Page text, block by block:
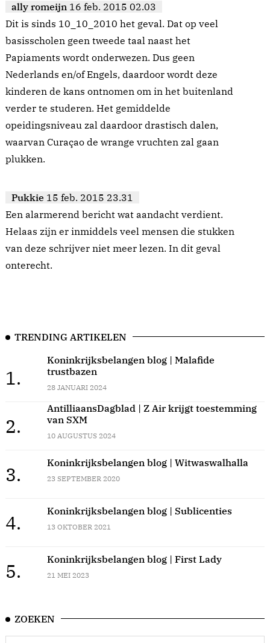
ally romeijn 16 feb. 2015 02.03
Dit is sinds 10_10_2010 het geval. Dat op veel
basisscholen geen tweede taal naast het
Papiaments wordt onderwezen. Dus geen
Nederlands en/of Engels, daardoor wordt deze
kinderen de kans ontnomen om in het buitenland
verder te studeren. Het gemiddelde
opeidingsniveau zal daardoor drastisch dalen,
waarvan Curaçao de wrange vruchten zal gaan
plukken.
Pukkie 15 feb. 2015 23.31
Een alarmerend bericht wat aandacht verdient.
Helaas zijn er inmiddels veel mensen die stukken
van deze schrijver niet meer lezen. In dit geval
onterecht.
TRENDING ARTIKELEN
1.
Koninkrijksbelangen blog | Malafide
trustbazen
28 JANUARI 2024
2.
AntilliaansDagblad | Z Air krijgt toestemming
van SXM
10 AUGUSTUS 2024
3.
Koninkrijksbelangen blog | Witwaswalhalla
23 SEPTEMBER 2020
4.
Koninkrijksbelangen blog | Sublicenties
13 OKTOBER 2021
5.
Koninkrijksbelangen blog | First Lady
21 MEI 2023
ZOEKEN